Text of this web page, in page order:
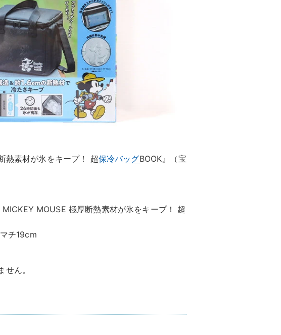
熱素材が氷をキープ！ 超保冷バッグBOOK』（宝
MICKEY MOUSE 極厚断熱素材が氷をキープ！ 超
チ19cm
ん。